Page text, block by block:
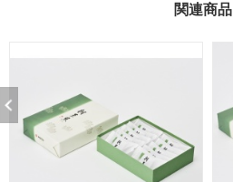
関連商品